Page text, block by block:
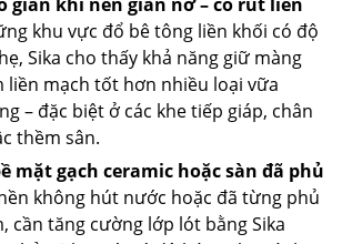
khu vực đổ bê tông liền khối có độ
Sika cho thấy khả năng giữ màng
liền mạch tốt hơn nhiều loại vữa
– đặc biệt ở các khe tiếp giáp, chân
thềm sân.
mặt gạch ceramic hoặc sàn đã phủ
không hút nước hoặc đã từng phủ
cần tăng cường lớp lót bằng Sika